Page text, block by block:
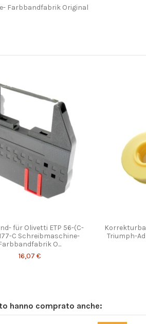
Farbbandfabrik Original
für Olivetti ETP 56-(C-
C Schreibmaschine-
O...
16,07 €
Triumph-
hanno comprato anche: